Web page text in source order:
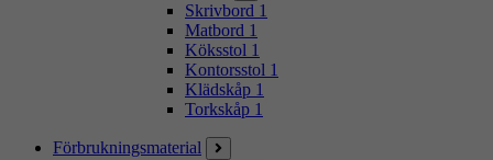
Skrivbord 1
Matbord 1
Köksstol 1
Kontorsstol 1
Klädskåp 1
Torkskåp 1
Förbrukningsmaterial